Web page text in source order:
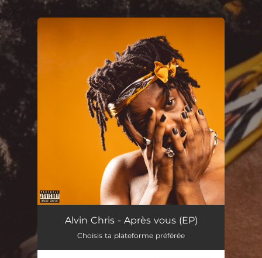
Alvin Chris - Après vous (EP)
Choisis ta plateforme préférée
.